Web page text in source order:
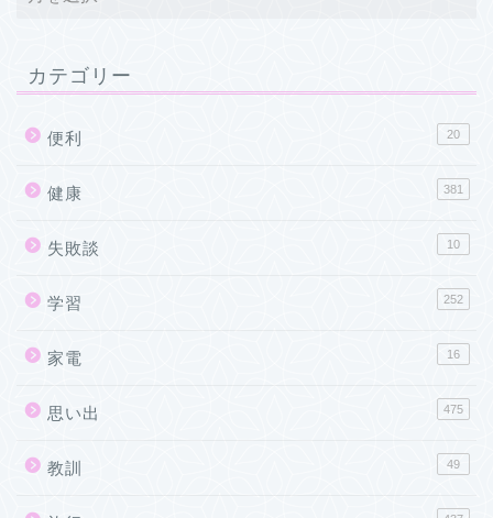
カテゴリー
便利 20
健康 381
失敗談 10
学習 252
家電 16
思い出 475
教訓 49